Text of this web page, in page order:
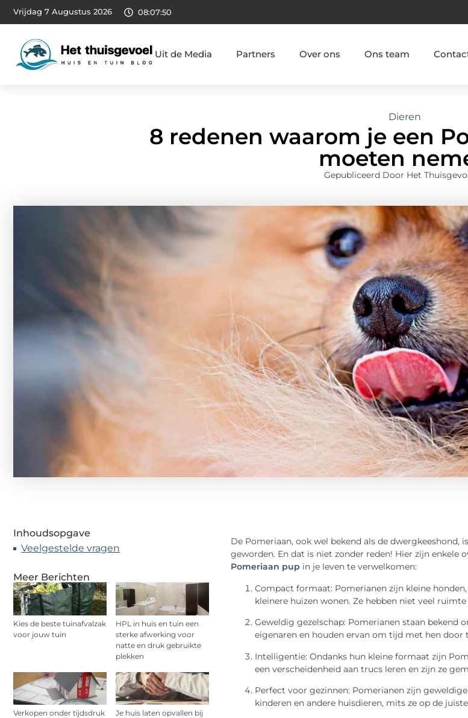
Vrijdag 7 Augustus 2026 08:07:51
Uit de Media Partners Over ons Ons team
Dieren
8 redenen waarom je een
moeten
Gepubliceerd Door Het
Inhoudsopgave
Veelgestelde vragen
Meer Berichten
Kies de beste tuinafvalzak
voor jouw tuin
HPL in huis en tuin een
sterke afwerking voor
natte en druk gebruikte
plekken
Verkopen onder tijdsdruk
Je huis laten opvallen bij
De Pomeriaan, ook wel bekend als de
geworden. En dat is niet zonder reden! Hier zijn
Pomeriaan pup in je leven te verwelkomen:
Compact formaat: Pomerianen zijn kleine
kleinere huizen wonen. Ze hebben niet veel
Geweldig gezelschap: Pomerianen staan bekend
eigenaren en houden ervan om tijd met hen door
Intelligentie: Ondanks hun kleine formaat zijn
een verscheidenheid aan trucs leren en zijn ze
Perfect voor gezinnen: Pomerianen zijn
kinderen en andere huisdieren, mits ze op de